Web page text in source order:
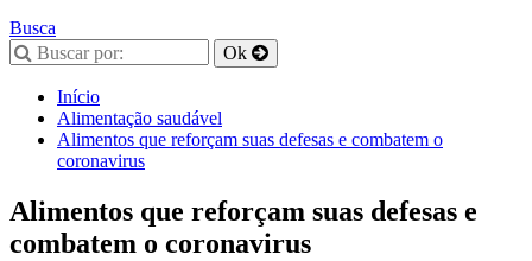
Busca
Início
Alimentação saudável
Alimentos que reforçam suas defesas e combatem o
coronavirus
Alimentos que reforçam suas defesas e
combatem o coronavirus